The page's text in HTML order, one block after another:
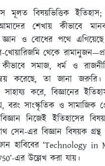
মূলত বিষয়ভিত্তিক ইতিহাস;
শেখায় কীভাবে
ও বোধের পথে
থেকে
কীভাবে সমাজ, ধর্ম ও
করেছে, তা জানা জরুরি।
করে, বিজ্ঞানের
বরং সাংস্কৃতিক ও সামাজিক
নিজেই ইতিহাসের
সেন-এর বিজ্ঞান বিষয়ক গ্রন্থ
হাবিবের ‘Technology in
এর উল্লেখ করা যায়।